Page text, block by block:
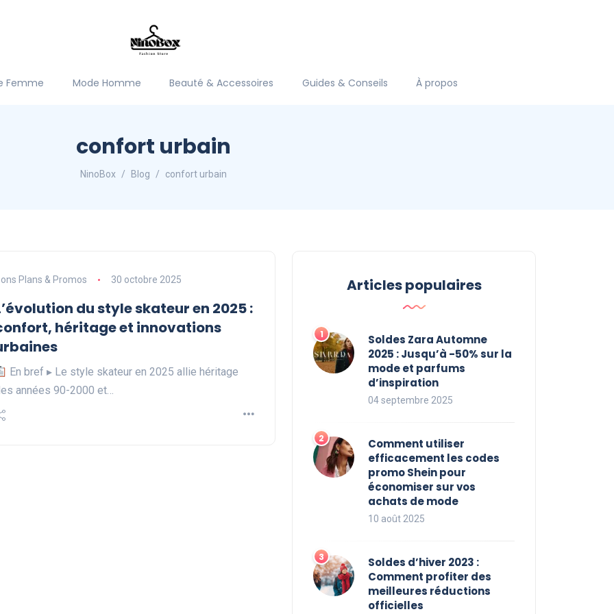
Femme Mode Homme Beauté & Accessoires Guides & Conseils À propos
confort urbain
NinoBox Blog confort urbain
Plans & Promos 30 octobre 2025
du style skateur en 2025 :
héritage et innovations
En bref ▸ Le style skateur en 2025 allie héritage
années 90-2000 et…
Articles populaires
Soldes Zara Automne
2025 : Jusqu’à -50% sur la
mode et parfums
d’inspiration
04 septembre 2025
Comment utiliser
efficacement les codes
promo Shein pour
économiser sur vos
achats de mode
10 août 2025
Soldes d’hiver 2023 :
Comment profiter des
meilleures réductions
officielles